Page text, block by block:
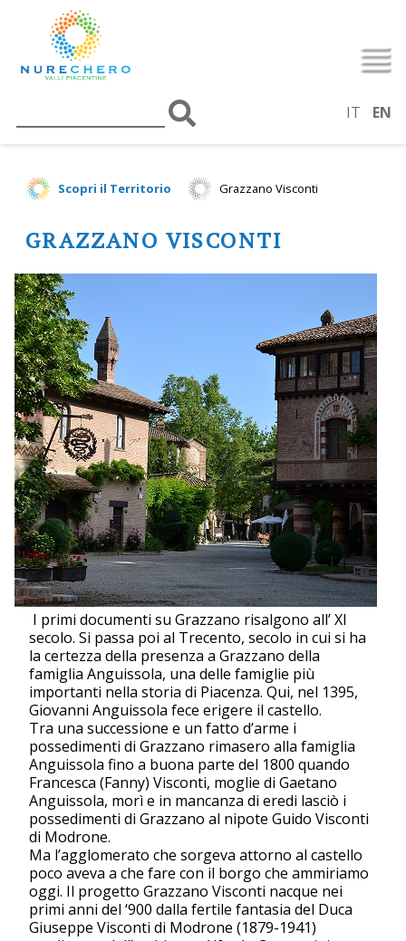
IT EN
Scopri il Territorio Grazzano Visconti
GRAZZANO VISCONTI
I primi documenti su Grazzano risalgono all’ XI
secolo. Si passa poi al Trecento, secolo in cui si ha
la certezza della presenza a Grazzano della
famiglia Anguissola, una delle famiglie più
importanti nella storia di Piacenza. Qui, nel 1395,
Giovanni Anguissola fece erigere il castello.
Tra una successione e un fatto d’arme i
possedimenti di Grazzano rimasero alla famiglia
Anguissola fino a buona parte del 1800 quando
Francesca (Fanny) Visconti, moglie di Gaetano
Anguissola, morì e in mancanza di eredi lasciò i
possedimenti di Grazzano al nipote Guido Visconti
di Modrone.
Ma l’agglomerato che sorgeva attorno al castello
poco aveva a che fare con il borgo che ammiriamo
oggi. Il progetto Grazzano Visconti nacque nei
primi anni del ‘900 dalla fertile fantasia del Duca
Giuseppe Visconti di Modrone (1879-1941)